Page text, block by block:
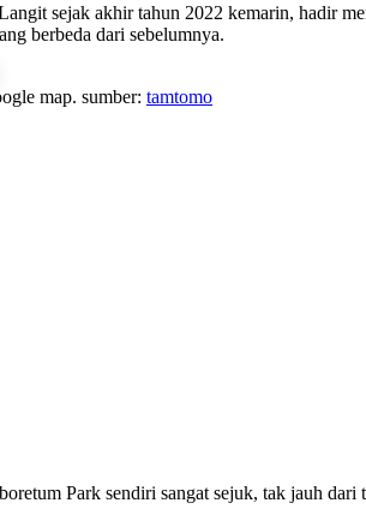
sejak akhir tahun 2022 kemarin, hadir
berbeda dari sebelumnya.
map. sumber: tamtomo
Park sendiri sangat sejuk, tak jauh